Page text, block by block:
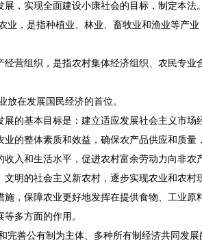
展，实现全面建设小康社会的目标，制定本法
，是指种植业、林业、畜牧业和渔业等产业
组织，是指农村集体经济组织、农民专业
在发展国民经济的首位。
基本目标是：建立适应发展社会主义市场
业的整体素质和效益，确保农产品供应和质
收入和生活水平，促进农村富余劳动力向非
文明的社会主义新农村，逐步实现农业和农村
保障农业更好地发挥在提供食物、工业原
多方面的作用。
善公有制为主体、多种所有制经济共同发展